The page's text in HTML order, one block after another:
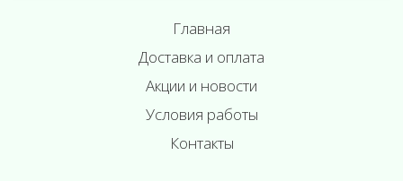
Главная
Доставка и оплата
Акции и новости
Условия работы
Контакты